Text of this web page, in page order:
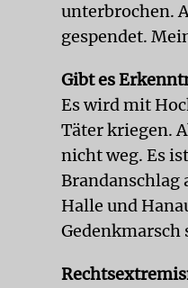
unterbrochen.
gespendet.
Gibt es
Es wird mit
Täter kriegen.
nicht weg. Es
Brandanschlag
Halle und
Gedenkmarsch